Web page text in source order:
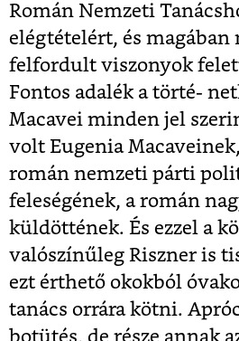
Román Nemzeti
elégtételért, és
felfordult viszonyok
Fontos adalék a törté-
Macavei minden jel
volt Eugenia
román nemzeti párti
feleségének, a román
küldöttének. És ezzel a
valószínűleg Riszner is
ezt érthető okokból
tanács orrára kötni.
botütés, de része annak